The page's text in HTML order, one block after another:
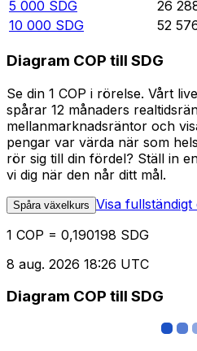
5 000 SDG 26
10 000 SDG 52
Diagram COP till SDG
Se din 1 COP i rörelse. Vårt
spårar 12 månaders
mellanmarknadsräntor och
pengar var värda när som
rör sig till din fördel? Ställ in
vi dig när den når ditt mål.
Spåra växelkurs Visa fullständigt
1 COP = 0,190198 SDG
8 aug. 2026 18:26 UTC
Diagram COP till SDG